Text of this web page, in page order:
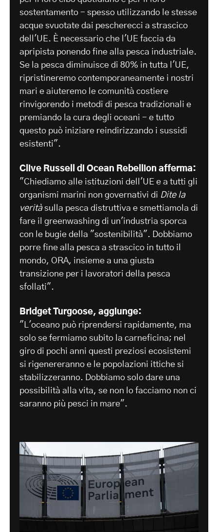
sostentamento - spesso utilizzando le stesse
acque svuotate dai pescherecci a strascico
dell'UE. È necessario che l'UE faccia da
apripista ponendo fine alla pesca industriale.
Se la pesca diminuisce di 80% in tutta l'UE,
ripristineremo contemporaneamente i nostri
mari e aiuteremo le comunità costiere
rinvigorendo i metodi di pesca tradizionali e
premiando la cura degli oceani - e tutto
questo può iniziare reindirizzando i sussidi
esistenti".
Clive Russell di Ocean Rebellion afferma:
"Chiediamo alle istituzioni dell'UE e a tutti gli
organismi marini non governativi di Dite la
veritàsulla pesca distruttiva e smettiamola di
fare il greenwashing di un'industria sporca
con le bugie della "sostenibilità". Dobbiamo
porre fine alla pesca a strascico in tutto il
mondo, ORA, insieme a una giusta
transizione per i lavoratori della pesca
sfollati".
Bridget Turgoose, aggiunge:
"L'oceano può riprendersi rapidamente, ma
solo se fermiamo subito la carneficina; nel
giro di pochi anni questi preziosi ecosistemi
si rigenereranno e le popolazioni ittiche si
stabilizzeranno. Dobbiamo solo dare una
possibilità alla vita, se non lo facciamo non ci
saranno più pesci in mare".